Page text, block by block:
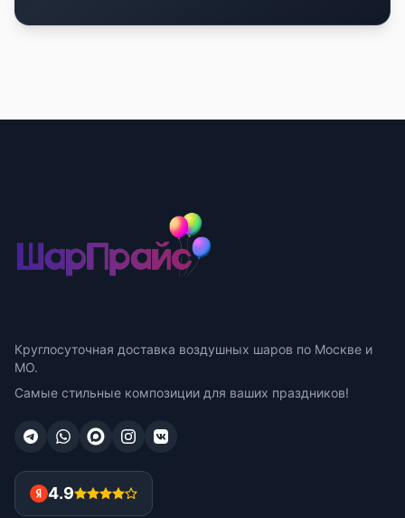
Круглосуточная доставка воздушных шаров по Москве и
МО.
Самые стильные композиции для ваших праздников!
4.9